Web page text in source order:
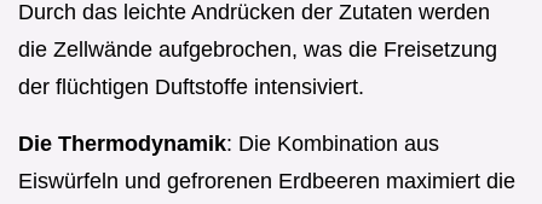
Durch das leichte Andrücken der Zutaten werden
die Zellwände aufgebrochen, was die Freisetzung
der flüchtigen Duftstoffe intensiviert.
Die Thermodynamik: Die Kombination aus
Eiswürfeln und gefrorenen Erdbeeren maximiert die